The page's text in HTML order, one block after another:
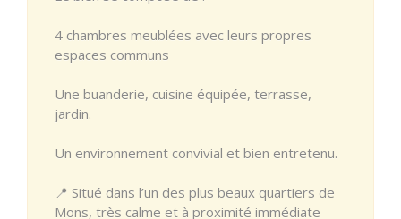
4 chambres meublées avec leurs propres
espaces communs
Une buanderie, cuisine équipée, terrasse,
jardin.
Un environnement convivial et bien entretenu.
📍 Situé dans l’un des plus beaux quartiers de
Mons, très calme et à proximité immédiate